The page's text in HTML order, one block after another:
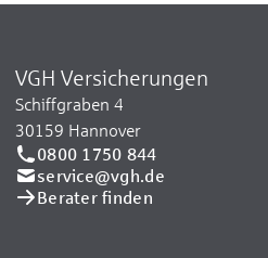
VGH Versicherungen
Schiffgraben 4
30159 Hannover
0800 1750 844
service@vgh.de
Berater finden